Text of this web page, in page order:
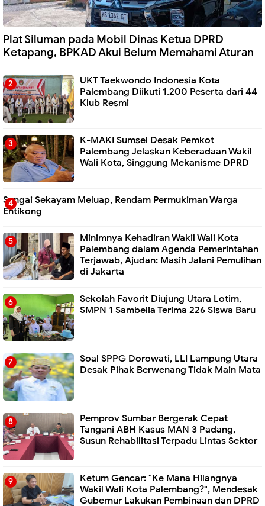
Plat Siluman pada Mobil Dinas Ketua DPRD
Ketapang, BPKAD Akui Belum Memahami Aturan
UKT Taekwondo Indonesia Kota
Palembang Diikuti 1.200 Peserta dari 44
Klub Resmi
K-MAKI Sumsel Desak Pemkot
Palembang Jelaskan Keberadaan Wakil
Wali Kota, Singgung Mekanisme DPRD
Sungai Sekayam Meluap, Rendam Permukiman Warga
Entikong
Minimnya Kehadiran Wakil Wali Kota
Palembang dalam Agenda Pemerintahan
Terjawab, Ajudan: Masih Jalani Pemulihan
di Jakarta
Sekolah Favorit Diujung Utara Lotim,
SMPN 1 Sambelia Terima 226 Siswa Baru ‎
Soal SPPG Dorowati, LLI Lampung Utara
Desak Pihak Berwenang Tidak Main Mata
Pemprov Sumbar Bergerak Cepat
Tangani ABH Kasus MAN 3 Padang,
Susun Rehabilitasi Terpadu Lintas Sektor
Ketum Gencar: "Ke Mana Hilangnya
Wakil Wali Kota Palembang?", Mendesak
Gubernur Lakukan Pembinaan dan DPRD